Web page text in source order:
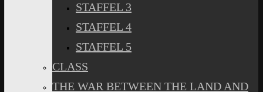
STAFFEL 3
STAFFEL 4
STAFFEL 5
CLASS
THE WAR BETWEEN THE LAND AND